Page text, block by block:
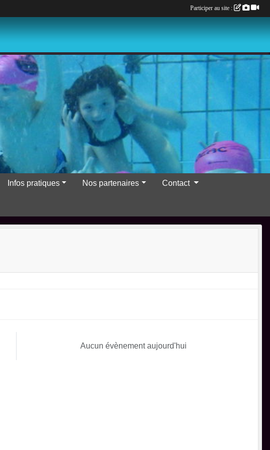
Infos pratiques Nos partenaires Contact
Aucun évènement aujourd'hui
Participer au site :